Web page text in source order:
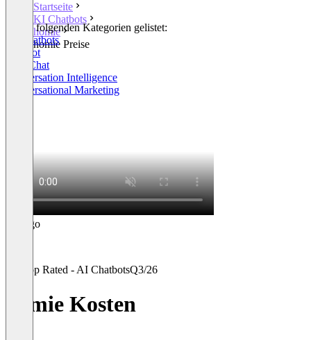
Startseite
KI Chatbots
homie
homie Preise
In den folgenden Kategorien gelistet:
KI Chatbots
Chatbot
Live Chat
Conversation Intelligence
Conversational Marketing
Top Rated - AI ChatbotsQ3/26
homie Kosten